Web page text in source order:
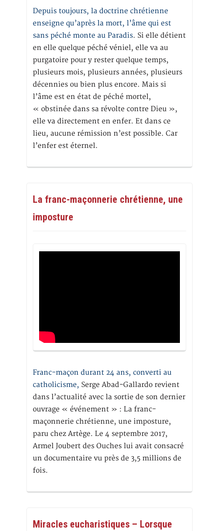
Depuis toujours, la doctrine chrétienne
enseigne qu’après la mort, l’âme qui est
sans péché monte au Paradis. Si elle détient
en elle quelque péché véniel, elle va au
purgatoire pour y rester quelque temps,
plusieurs mois, plusieurs années, plusieurs
décennies ou bien plus encore. Mais si
l’âme est en état de péché mortel,
« obstinée dans sa révolte contre Dieu »,
elle va directement en enfer. Et dans ce
lieu, aucune rémission n’est possible. Car
l’enfer est éternel.
La franc-maçonnerie chrétienne, une
imposture
Franc-maçon durant 24 ans, converti au
catholicisme, Serge Abad-Gallardo revient
dans l’actualité avec la sortie de son dernier
ouvrage « événement » : La franc-
maçonnerie chrétienne, une imposture,
paru chez Artège. Le 4 septembre 2017,
Armel Joubert des Ouches lui avait consacré
un documentaire vu près de 3,5 millions de
fois.
Miracles eucharistiques – Lorsque